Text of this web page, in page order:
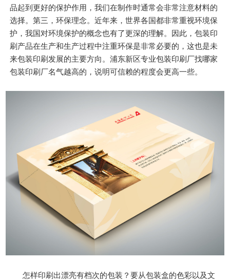
品起到更好的保护作用，我们在制作时通常会非常注意材料的
选择。第三，环保理念。近年来，世界各国都非常重视环境保
护，我国对环境保护的概念也有了更深的理解。因此，包装印
刷产品在生产和生产过程中注重环保是非常必要的，这也是未
来包装印刷发展的主要方向。浦东新区专业包装印刷厂找哪家
包装印刷厂名气越高的，说明可信赖的程度会更高一些。
怎样印刷出漂亮有档次的包装？要从包装盒的色彩以及文